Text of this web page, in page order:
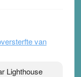
van
Lighthouse